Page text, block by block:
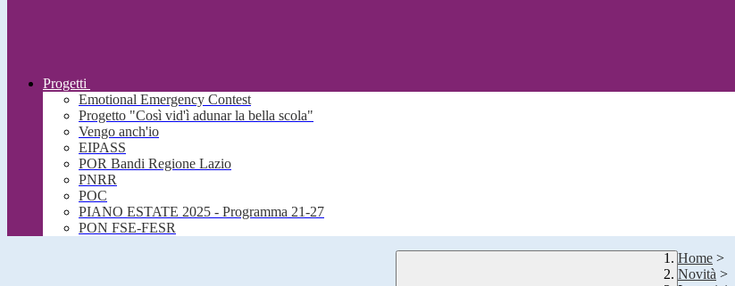
Progetti
Emotional Emergency Contest
Progetto "Così vid'ì adunar la bella scola"
Vengo anch'io
EIPASS
POR Bandi Regione Lazio
PNRR
POC
PIANO ESTATE 2025 - Programma 21-27
PON FSE-FESR
Home >
Novità >